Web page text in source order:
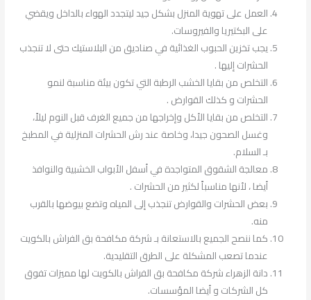
العمل على تهوية المنزل بشكل جيد ليتجدد الهواء بالداخل ويقضي
على البكتيريا والفيروسات.
يجب تخزين الحبوب الغذائية في صناديق من البلاستيك حتى لا تنجذب
الحشرات إليها .
التخلص من بقايا الخشب الرطبة التي تكون بيئة مناسبة لنمو
الحشرات و كذلك القوارض .
التخلص من بقايا الأكل وإخراجها من جميع الغرف قبل النوم ليلاً،
وغسل الصحون جيدا، وخاصة عند رش الحشرات المنزلية في المطبخ
بـ السلام.
معالجة الشقوق المتواجدة في أسفل الأبواب الخشبية والنوافذ
أيضا ، لأنها مناسباً لكثير من الحشرات .
بعض الحشرات والقوارض تنجذب إلى المياه وتضع بيوضها بالقرب
منه.
كما ننصح الجميع بالاستعانة بـ شركة مكافحة بق الفراش بالكويت
عندما تصعب المشكلة على الطرق التقليدية.
دانة الزهراء شركة مكافحة بق الفراش بالكويت لها مميزات تفوق
كل الشركات و أيضا المؤسسات.